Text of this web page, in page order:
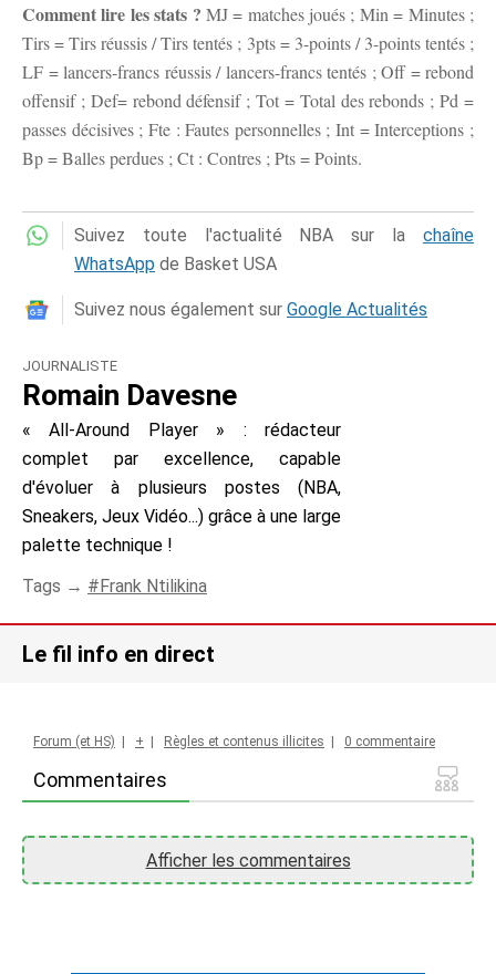
Comment lire les stats ? MJ = matches joués ; Min = Minutes ;
Tirs = Tirs réussis / Tirs tentés ; 3pts = 3-points / 3-points tentés ;
LF = lancers-francs réussis / lancers-francs tentés ; Off = rebond
offensif ; Def= rebond défensif ; Tot = Total des rebonds ; Pd =
passes décisives ; Fte : Fautes personnelles ; Int = Interceptions ;
Bp = Balles perdues ; Ct : Contres ; Pts = Points.
Suivez toute l'actualité NBA sur la chaîne
WhatsApp de Basket USA
Suivez nous également sur Google Actualités
JOURNALISTE
Romain Davesne
« All-Around Player » : rédacteur
complet par excellence, capable
d'évoluer à plusieurs postes (NBA,
Sneakers, Jeux Vidéo...) grâce à une large
palette technique !
Tags →
Frank Ntilikina
Le fil info en direct
Commentaires
Forum (et HS) + Règles et contenus illicites 0 commentaire
Afficher les commentaires